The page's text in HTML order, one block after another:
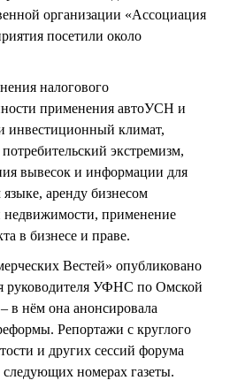
организации «Ассоциация
посетили около
налогового
применения автоУСН и
инвестиционный климат,
экстремизм,
вывесок и информации для
аренду бизнесом
недвижимости, применение
в бизнесе и праве.
Вестей» опубликовано
руководителя УФНС по Омской
в нём она анонсировала
Репортажи с круглого
и других сессий форума
номерах газеты.